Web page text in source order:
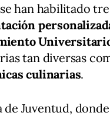
han habilitado
tan diversas
culinarias.
de Juventud,